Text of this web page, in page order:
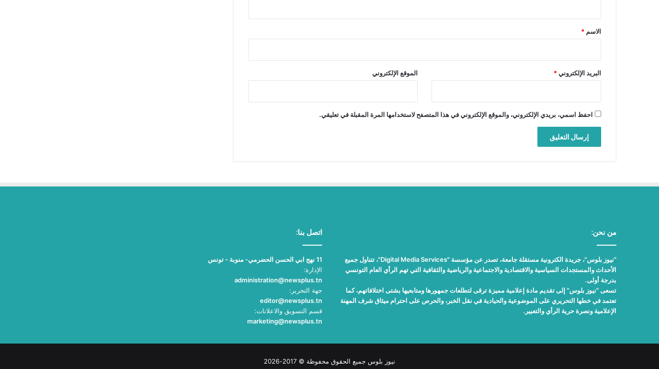
*
الاسم *
البريد الإلكتروني* الموقع الإلكتروني
احفظ اسمي، بريدي الإلكتروني، والموقع الإلكتروني في هذا المتصفح لاستخدامها المرة المقبلة في تعليقي.
من نحن:
"نيوز بلوس"، جريدة الكترونية مستقلة جامعة، تصدر عن مؤسسة "Digital Media Services"، تتناول جميع
الأحداث والمستجدات السياسية والاقتصادية والاجتماعية والرياضية والثقافية التي تهم الرأي العام التونسي
بدرجة أولى.
تسعى "نيوز بلوس" إلى تقديم مادة إعلامية مميزة ترقى لتطلعات جمهورها ومتابعيها بشتى اختلافاتهم، كما
تعتمد في خطها التحريري على الموضوعية والحيادية في نقل الخبر، والحرص على احترام ميثاق شرف المهنة
الإعلامية ونصرة حرية الرأي والتعبير.
اتصل بنا:
11 نهج ابي الحسن الحضرمي- منوبة - تونس
الإدارة:
administration@newsplus.tn
جهة التحرير:
editor@newsplus.tn
قسم التسويق والاعلانات:
marketing@newsplus.tn
نيوز بلوس جميع الحقوق محفوظة © 2017-2026